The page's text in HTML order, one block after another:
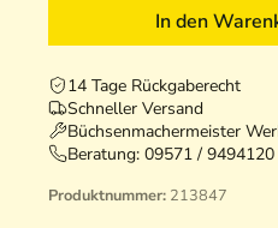
In den
14 Tage Rückgaberecht
Schneller Versand
Büchsenmachermeister
Beratung: 09571 / 9494120
Produktnummer: 213847